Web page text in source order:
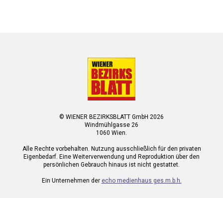
© WIENER BEZIRKSBLATT GmbH 2026
Windmühlgasse 26
1060 Wien.
Alle Rechte vorbehalten. Nutzung ausschließlich für den privaten
Eigenbedarf. Eine Weiterverwendung und Reproduktion über den
persönlichen Gebrauch hinaus ist nicht gestattet.
Ein Unternehmen der echo medienhaus ges.m.b.h.